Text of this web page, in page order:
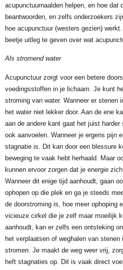
acupunctuurnaalden helpen, en hoe
beantwoorden, en zelfs onderzoekers
hoe acupunctuur (westers gezien)
beetje uitleg te geven over wat
Als stromend water
Acupunctuur zorgt voor een betere
voedingsstoffen in je lichaam. Je kunt
stroming van water. Wanneer er stenen
het water niet lekker door. Aan de ene
aan de andere kant gaat het juist
ook aanvoelen. Wanneer je ergens pijn
stagnatie is. Dit kan door een blessure
beweging te vaak hebt herhaald. Maar
kunnen ervoor zorgen dat je energie
Wanneer dit enige tijd aanhoudt, gaan
ophopen op die plek en ga je steeds
de doorstroming is, hoe meer ophoping
vicieuze cirkel die je zelf maar moeilijk
aanhoudt, kan er zelfs een ontsteking
het verplaatsen of weghalen van
stromen. Je maakt de weg weer vrij,
heft stagnaties op. Dit is vaak direct